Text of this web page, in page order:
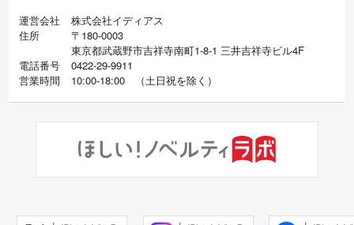
運営会社
株式会社イディアス
住所
〒180-0003
東京都武蔵野市吉祥寺南町1-8-1 三井吉祥寺ビル4F
電話番号
0422-29-9911
営業時間
10:00-18:00 （土日祝を除く）